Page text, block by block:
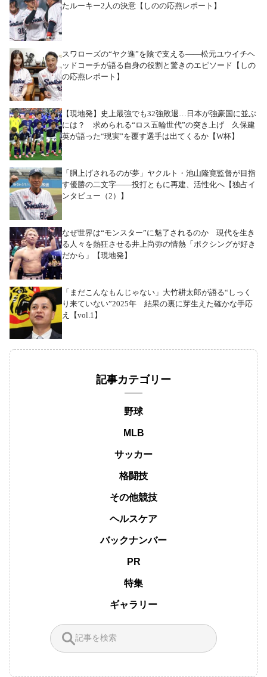
たルーキー2人の決意【しのの応燕レポート】
スワローズの“ヤク進”を陰で支える――松元ユウイチヘ
ッドコーチが語る自身の役割と驚きのエピソード【しの
の応燕レポート】
【現地発】史上最強でも32強敗退…日本が強豪国に並ぶ
には？ 求められる“ロス五輪世代”の突き上げ 久保建
英が語った“現実”を覆す選手は出てくるか【W杯】
「胴上げされるのが夢」ヤクルト・池山隆寛監督が目指
す優勝の二文字――投打ともに再建、活性化へ【独占イ
ンタビュー（2）】
なぜ世界は“モンスター”に魅了されるのか 現代を生き
る人々を熱狂させる井上尚弥の情熱「ボクシングが好き
だから」【現地発】
「まだこんなもんじゃない」大竹耕太郎が語る“しっく
り来ていない”2025年 結果の裏に芽生えた確かな手応
え【vol.1】
記事カテゴリー
野球
MLB
サッカー
格闘技
その他競技
ヘルスケア
バックナンバー
PR
特集
ギャラリー